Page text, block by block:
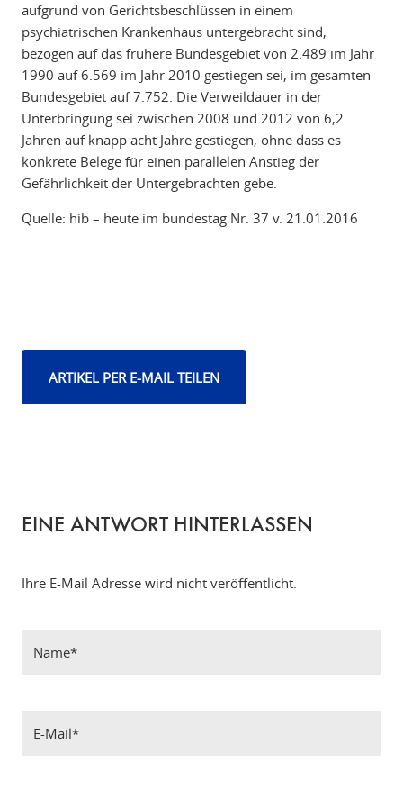
aufgrund von Gerichtsbeschlüssen in einem
psychiatrischen Krankenhaus untergebracht sind,
bezogen auf das frühere Bundesgebiet von 2.489 im Jahr
1990 auf 6.569 im Jahr 2010 gestiegen sei, im gesamten
Bundesgebiet auf 7.752. Die Verweildauer in der
Unterbringung sei zwischen 2008 und 2012 von 6,2
Jahren auf knapp acht Jahre gestiegen, ohne dass es
konkrete Belege für einen parallelen Anstieg der
Gefährlichkeit der Untergebrachten gebe.
Quelle: hib – heute im bundestag Nr. 37 v. 21.01.2016
ARTIKEL PER E-MAIL TEILEN
EINE ANTWORT HINTERLASSEN
Ihre E-Mail Adresse wird nicht veröffentlicht.